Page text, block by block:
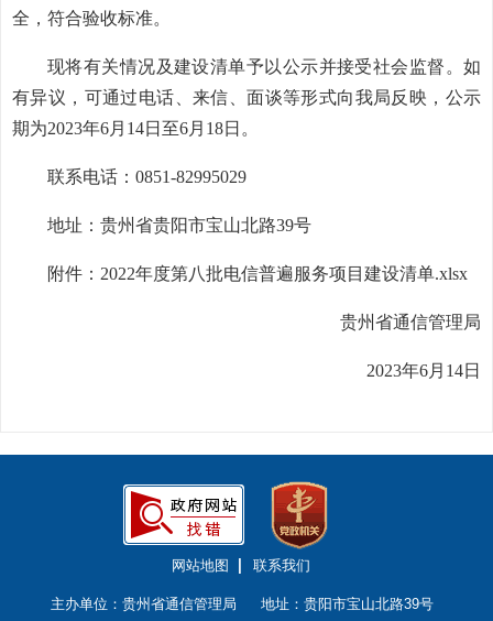
全，符合验收标准。
现将有关情况及建设清单予以公示并接受社会监督。如
有异议，可通过电话、来信、面谈等形式向我局反映，公示
期为2023年6月14日至6月18日。
联系电话：0851-82995029
地址：贵州省贵阳市宝山北路39号
附件： 2022年度第八批电信普遍服务项目建设清单.xlsx
贵州省通信管理局
2023年6月14日
网站地图 联系我们
主办单位：贵州省通信管理局 地址：贵阳市宝山北路39号